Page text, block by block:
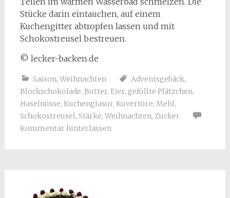
Stücke darin eintauchen, auf einem
Kuchengitter abtropfen lassen und mit
Schokostreusel bestreuen.
© lecker-backen.de
Saison, Weihnachten Adventsgebäck,
Blockschokolade, Butter, Eier, gefüllte Plätzchen,
Haselnüsse, Kuchenglasur, Kuvertüre, Mehl,
Schokostreusel, Stärke, Weihnachten, Zucker
Kommentar hinterlassen